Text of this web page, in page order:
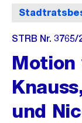
STRB Nr. 3765/
Motion
und